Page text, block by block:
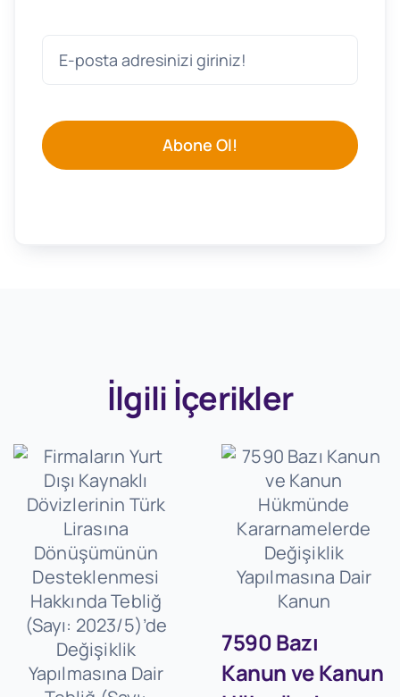
Abone Ol!
İlgili İçerikler
7590 Bazı
Kanun ve Kanun